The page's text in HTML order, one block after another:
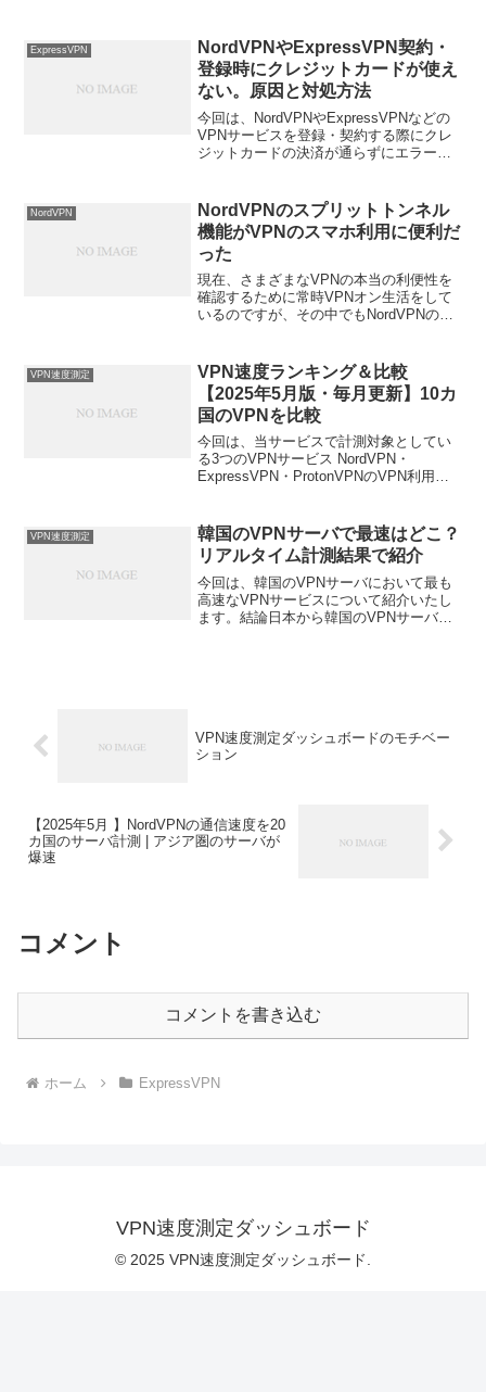
の更新とcurlのインストール最新版...
ExpressVPN
NordVPNやExpressVPN契約・
登録時にクレジットカードが使え
ない。原因と対処方法
今回は、NordVPNやExpressVPNなどの
VPNサービスを登録・契約する際にクレ
ジットカードの決済が通らずにエラーで
最近では一部のクレジットカードにおい
て海外...
NordVPN
NordVPNのスプリットトンネル
機能がVPNのスマホ利用に便利だ
った
現在、さまざまなVPNの本当の利便性を
確認するために常時VPNオン生活をして
いるのですが、その中でもNordVPNのス
能とは？通常、VPNを利用するとVPNに
接続してい...
VPN速度測定
VPN速度ランキング＆比較
【2025年5月版・毎月更新】10カ
国のVPNを比較
今回は、当サービスで計測対象としてい
る3つのVPNサービス NordVPN・
ExpressVPN・ProtonVPNのVPN利用時
なお、今回は日本からVPNを利用...
VPN速度測定
韓国のVPNサーバで最速はどこ？
リアルタイム計測結果で紹介
今回は、韓国のVPNサーバにおいて最も
高速なVPNサービスについて紹介いたし
ます。結論日本から韓国のVPNサーバに
VPN速度測定ダッシュボードのモチベー
ション
【2025年5月 】NordVPNの通信速度を20
カ国のサーバ計測 | アジア圏のサーバが
爆速
コメント
コメントを書き込む
ホーム ExpressVPN
VPN速度測定ダッシュボード
© 2025 VPN速度測定ダッシュボード.